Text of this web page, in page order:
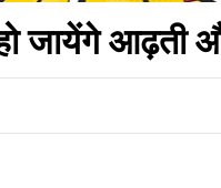
जायेंगे आढ़ती